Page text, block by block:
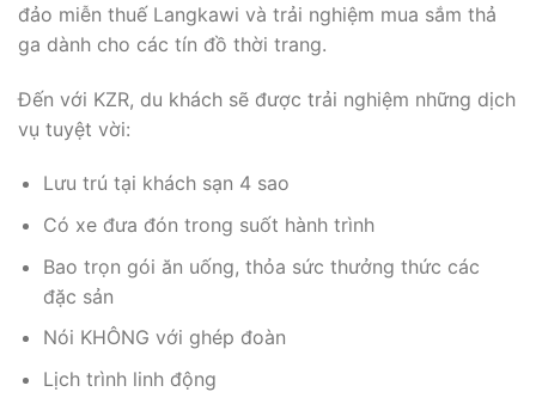
đảo miễn thuế Langkawi và trải nghiệm mua sắm thả
ga dành cho các tín đồ thời trang.
Đến với KZR, du khách sẽ được trải nghiệm những dịch
vụ tuyệt vời:
Lưu trú tại khách sạn 4 sao
Có xe đưa đón trong suốt hành trình
Bao trọn gói ăn uống, thỏa sức thưởng thức các
đặc sản
Nói KHÔNG với ghép đoàn
Lịch trình linh động